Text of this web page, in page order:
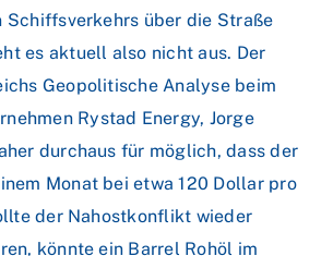
Schiffsverkehrs über die Straße
es aktuell also nicht aus. Der
Geopolitische Analyse beim
Rystad Energy, Jorge
durchaus für möglich, dass der
Monat bei etwa 120 Dollar pro
der Nahostkonflikt wieder
könnte ein Barrel Rohöl im